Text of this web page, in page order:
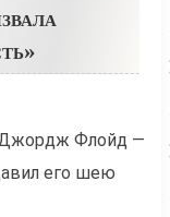
Джордж Флойд —
его шею